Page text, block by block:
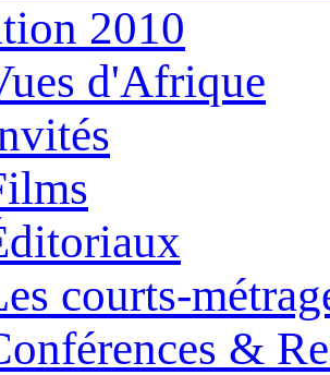
2010
d'Afrique
courts-
&